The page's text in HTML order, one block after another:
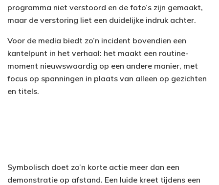
programma niet verstoord en de foto’s zijn gemaakt,
maar de verstoring liet een duidelijke indruk achter.
Voor de media biedt zo’n incident bovendien een
kantelpunt in het verhaal: het maakt een routine-
moment nieuwswaardig op een andere manier, met
focus op spanningen in plaats van alleen op gezichten
en titels.
Symbolisch doet zo’n korte actie meer dan een
demonstratie op afstand. Een luide kreet tijdens een